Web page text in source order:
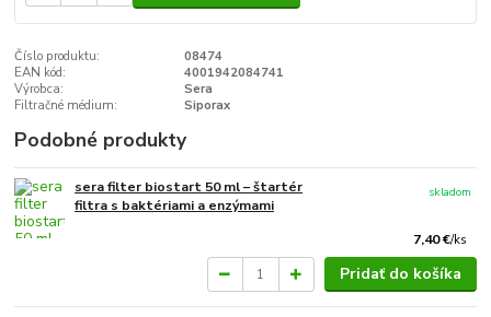
Číslo produktu:
08474
EAN kód:
4001942084741
Výrobca:
Sera
Filtračné médium:
Siporax
Podobné produkty
sera filter biostart 50 ml – štartér
filtra s baktériami a enzýmami
7,40 €/ks
skladom
Pridať do košíka